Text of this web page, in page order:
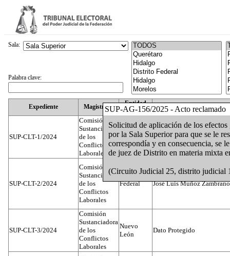
SUP-AG-156/2025 - Acto reclamado
Solicitud de aplicación de los
por la Sala Superior para que se le
correspondía y en consecuencia, se
de juez de Distrito en materia mixta
(Circuito Judicial 25, distrito judicial
Expediente Magistrado
Entidad
Federativa
SUP-CLT-1/2024
Comisión
Sustanciadora
de los
Conflictos
Laborales
Federal Juan José Serrato Velasco
SUP-CLT-2/2024
Comisión
Sustanciadora
de los
Conflictos
Laborales
Federal José Luis Muñoz Zambrano
SUP-CLT-3/2024
Comisión
Sustanciadora
de los
Conflictos
Laborales
Nuevo
León
Dato Protegido
Sala:
Palabra clave: